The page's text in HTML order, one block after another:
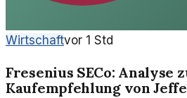
Wirtschaftvor 1 Std
Fresenius SECo: Analyse
Kaufempfehlung von